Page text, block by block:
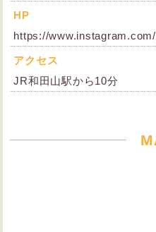
HP
https://
アクセス
JR和田山駅から10分